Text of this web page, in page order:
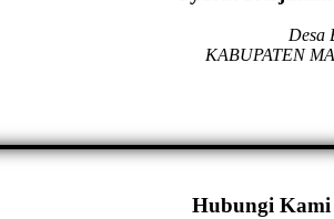
Desa
KABUPATEN
Hubungi